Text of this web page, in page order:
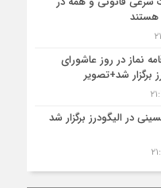
هستند
نماز در روز عاشورای
برگزار شد+تصویر
در الیگودرز برگزار شد